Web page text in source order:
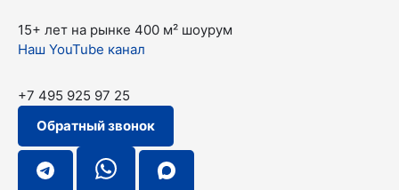
15+ лет на рынке 400 м² шоурум
Наш YouTube канал
+7 495 925 97 25
Обратный звонок